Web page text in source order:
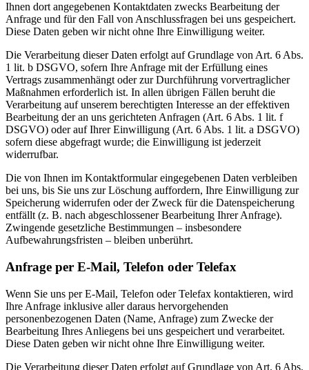
Ihnen dort angegebenen Kontaktdaten zwecks Bearbeitung der
Anfrage und für den Fall von Anschlussfragen bei uns gespeichert.
Diese Daten geben wir nicht ohne Ihre Einwilligung weiter.
Die Verarbeitung dieser Daten erfolgt auf Grundlage von Art. 6 Abs.
1 lit. b DSGVO, sofern Ihre Anfrage mit der Erfüllung eines
Vertrags zusammenhängt oder zur Durchführung vorvertraglicher
Maßnahmen erforderlich ist. In allen übrigen Fällen beruht die
Verarbeitung auf unserem berechtigten Interesse an der effektiven
Bearbeitung der an uns gerichteten Anfragen (Art. 6 Abs. 1 lit. f
DSGVO) oder auf Ihrer Einwilligung (Art. 6 Abs. 1 lit. a DSGVO)
sofern diese abgefragt wurde; die Einwilligung ist jederzeit
widerrufbar.
Die von Ihnen im Kontaktformular eingegebenen Daten verbleiben
bei uns, bis Sie uns zur Löschung auffordern, Ihre Einwilligung zur
Speicherung widerrufen oder der Zweck für die Datenspeicherung
entfällt (z. B. nach abgeschlossener Bearbeitung Ihrer Anfrage).
Zwingende gesetzliche Bestimmungen – insbesondere
Aufbewahrungsfristen – bleiben unberührt.
Anfrage per E-Mail, Telefon oder Telefax
Wenn Sie uns per E-Mail, Telefon oder Telefax kontaktieren, wird
Ihre Anfrage inklusive aller daraus hervorgehenden
personenbezogenen Daten (Name, Anfrage) zum Zwecke der
Bearbeitung Ihres Anliegens bei uns gespeichert und verarbeitet.
Diese Daten geben wir nicht ohne Ihre Einwilligung weiter.
Die Verarbeitung dieser Daten erfolgt auf Grundlage von Art. 6 Abs.